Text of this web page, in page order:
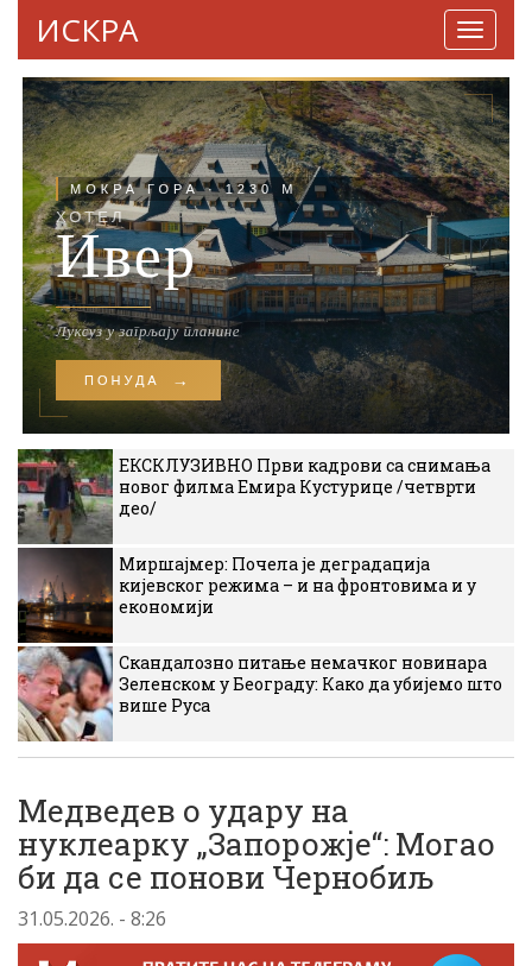
ИСКРА
ЕКСКЛУЗИВНО Први кадрови са снимања
новог филма Емира Кустурице /четврти
део/
Миршајмер: Почела је деградација
кијевског режима – и на фронтовима и у
економији
Скандалозно питање немачког новинара
Зеленском у Београду: Како да убијемо што
више Руса
Медведев о удару на
нуклеарку „Запорожје“: Могао
би да се понови Чернобиљ
31.05.2026. - 8:26